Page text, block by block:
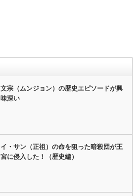
文宗（ムンジョン）の歴史エピソードが興
味深い
イ・サン（正祖）の命を狙った暗殺団が王
宮に侵入した！（歴史編）